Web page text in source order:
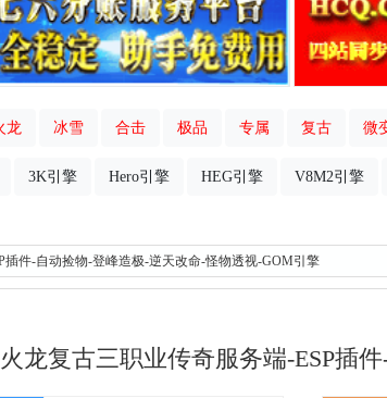
龙 冰雪 合击 极品 专属 复古 微
3K引擎 Hero引擎 HEG引擎 V8M2引擎
件-自动捡物-登峰造极-逆天改命-怪物透视-GOM引擎
龙复古三职业传奇服务端-ESP插